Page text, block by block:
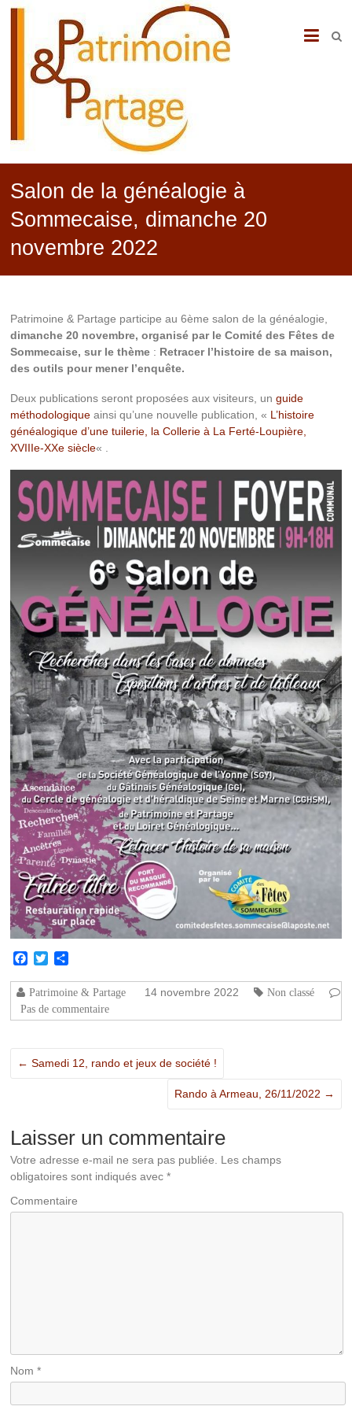
PATRIMOINE
PARTAGE
Salon de la généalogie à
Sommecaise, dimanche 20
novembre 2022
Patrimoine & Partage participe au 6ème salon de la généalogie,
dimanche 20 novembre, organisé par le Comité des Fêtes de
Sommecaise, sur le thème : Retracer l’histoire de sa maison,
des outils pour mener l’enquête.
Deux publications seront proposées aux visiteurs, unguide
méthodologique ainsi qu’une nouvelle publication, « L’histoire
généalogique d’une tuilerie, la Collerie à La Ferté-Loupière,
XVIIIe-XXe siècle« .
Facebook
Twitter
Patrimoine & Partage 14 novembre 2022
Non classé
Pas de commentaire
← Samedi 12, rando et jeux de société !
Rando à Armeau, 26/11/2022 →
Laisser un commentaire
Votre adresse e-mail ne sera pas publiée.
Les champs
obligatoires sont indiqués avec*
Commentaire
Nom*